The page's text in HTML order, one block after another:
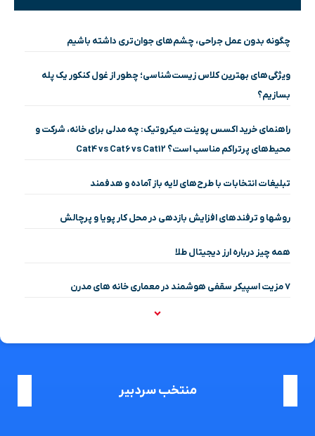
چگونه بدون عمل جراحی، چشم‌های جوان‌تری داشته باشیم
ویژگی‌های بهترین کلاس زیست‌شناسی؛ چطور از غول کنکور یک پله
بسازیم؟
راهنمای خرید اکسس پوینت میکروتیک: چه مدلی برای خانه، شرکت و
محیط‌های پرتراکم مناسب است؟ Cat4 vs Cat6 vs Cat12
تبلیغات انتخابات با طرح‌های لایه باز آماده و هدفمند
روشها و ترفندهای افزایش بازدهی در محل کار پویا و پرچالش
همه چیز درباره ارز دیجیتال طلا
۷ مزیت اسپیکر سقفی هوشمند در معماری خانه‌ های مدرن
منتخب سردبیر